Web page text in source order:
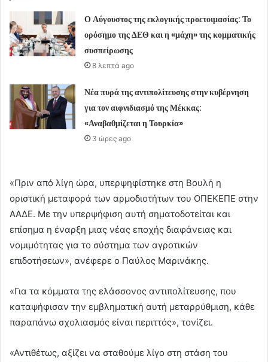
Ο Αύγουστος της εκλογικής προετοιμασίας: Το
ορόσημο της ΔΕΘ και η «μάχη» της κομματικής
συσπείρωσης
8 λεπτά ago
Νέα πυρά της αντιπολίτευσης στην κυβέρνηση
για τον αιφνιδιασμό της Μέκκας:
«Αναβαθμίζεται η Τουρκία»
3 ώρες ago
«Πριν από λίγη ώρα, υπερψηφίστηκε στη Βουλή η
οριστική μεταφορά των αρμοδιοτήτων του ΟΠΕΚΕΠΕ στην
ΑΑΔΕ. Με την υπερψήφιση αυτή σηματοδοτείται και
επίσημα η έναρξη μιας νέας εποχής διαφάνειας και
νομιμότητας για το σύστημα των αγροτικών
επιδοτήσεων», ανέφερε ο Παύλος Μαρινάκης.
«Για τα κόμματα της ελάσσονος αντιπολίτευσης, που
καταψήφισαν την εμβληματική αυτή μεταρρύθμιση, κάθε
παραπάνω σχολιασμός είναι περιττός», τονίζει.
«Αντιθέτως, αξίζει να σταθούμε λίγο στη στάση του